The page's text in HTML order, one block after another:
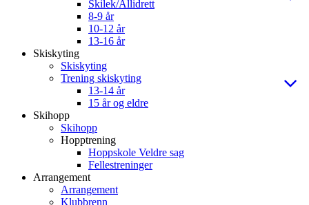
Skilek/Allidrett
8-9 år
10-12 år
13-16 år
Skiskyting
Skiskyting
Trening skiskyting
13-14 år
15 år og eldre
Skihopp
Skihopp
Hopptrening
Hoppskole Veldre sag
Fellestreninger
Arrangement
Arrangement
Klubbrenn